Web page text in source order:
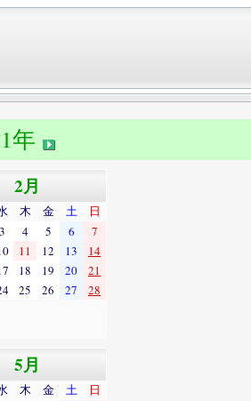
年
2月
木 金 土
日
3 4 5 6
7
11 12 13
14
18 19 20
21
25 26 27 28
5月
木 金 土
日